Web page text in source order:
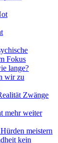
Fokus
lange?
wir zu
Zwänge
mehr weiter
meistern
kein